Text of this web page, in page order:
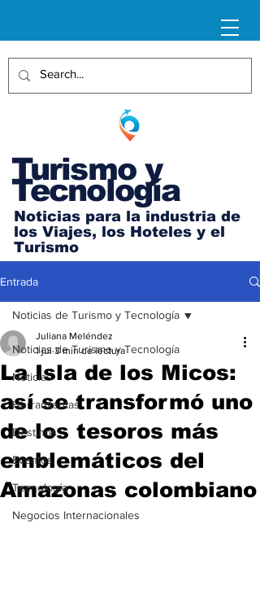
Turismo y
Tecnología
Noticias para la industria de
los Viajes, los Hoteles y el
Turismo
Entrada
Noticias de Turismo y Tecnología
Noticias
Herramientas
Destinos
Eventos
Tecnología
Negocios Internacionales
Noticias de Turismo y Tecnología
La Isla de los Micos:
así se transformó uno
de los tesoros más
emblemáticos del
Amazonas colombiano
Juliana Meléndez
1 jul 3 min de lectura